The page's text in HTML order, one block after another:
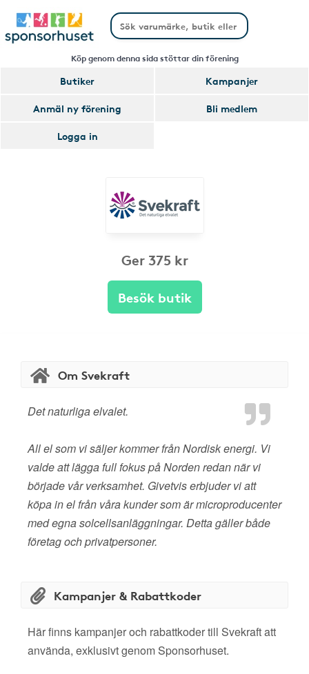
Köp genom denna sida stöttar din förening
Butiker
Kampanjer
Anmäl ny förening
Bli medlem
Logga in
Ger 375 kr
Besök butik
Om Svekraft
Det naturliga elvalet.
All el som vi säljer kommer från Nordisk energi. Vi
valde att lägga full fokus på Norden redan när vi
började vår verksamhet. Givetvis erbjuder vi att
köpa in el från våra kunder som är microproducenter
med egna solcellsanläggningar. Detta gäller både
företag och privatpersoner.
Kampanjer & Rabattkoder
Här finns kampanjer och rabattkoder till Svekraft att
använda, exklusivt genom Sponsorhuset.